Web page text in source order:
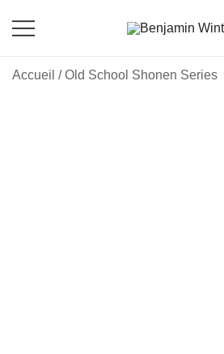
Accueil /Old School Shonen Series